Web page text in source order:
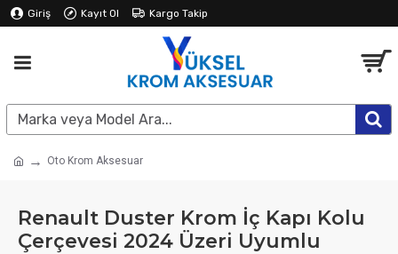
Giriş Kayıt Ol Kargo Takip
Oto Krom Aksesuar
Renault Duster Krom İç Kapı Kolu
Çerçevesi 2024 Üzeri Uyumlu